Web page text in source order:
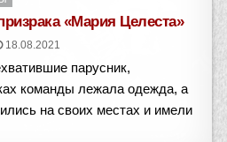
«Мария Целеста»
18.08.2021
парусник,
команды лежала одежда, а
на своих местах и имели